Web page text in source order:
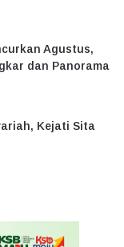
Agustus,
dan Panorama
Kejati Sita